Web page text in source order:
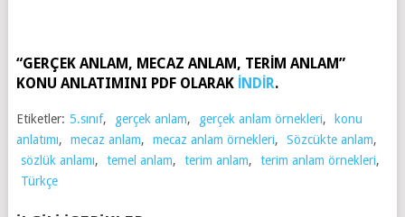
“GERÇEK ANLAM, MECAZ ANLAM, TERİM ANLAM”
KONU ANLATIMINI PDF OLARAK İNDİR.
Etiketler: 5.sınıf, gerçek anlam, gerçek anlam örnekleri,
konu
anlatımı, mecaz anlam, mecaz anlam örnekleri, Sözcükte anlam,
sözlük anlamı, temel anlam, terim anlam, terim anlam örnekleri,
Türkçe